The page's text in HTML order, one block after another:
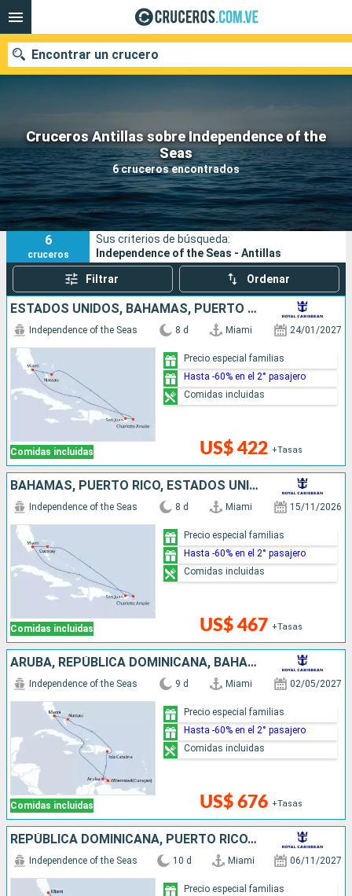
Cruceros Antillas sobre Independence of the
Seas
6 cruceros encontrados
Encontrar un crucero
Nuestros destinos
Fecha de salida
Puertos Compañías
Buscar
6
cruceros
Sus criterios de búsqueda:
Independence of the Seas - Antillas
Filtrar Ordenar
ESTADOS UNIDOS, BAHAMAS, PUERTO RICO
Comidas incluidas
Independence of the Seas 8 d Miami 24/01/2027
US$ 422 +Tasas
Precio especial familias
Hasta -60% en el 2° pasajero
Comidas incluidas
BAHAMAS, PUERTO RICO, ESTADOS UNIDOS
Comidas incluidas
Independence of the Seas 8 d Miami 15/11/2026
US$ 467 +Tasas
Precio especial familias
Hasta -60% en el 2° pasajero
Comidas incluidas
ARUBA, REPÚBLICA DOMINICANA, BAHAMAS, ESTADOS UNIDOS
Comidas incluidas
Independence of the Seas 9 d Miami 02/05/2027
US$ 676 +Tasas
Precio especial familias
Hasta -60% en el 2° pasajero
Comidas incluidas
REPÚBLICA DOMINICANA, PUERTO RICO, ARUBA, ESTADOS UNIDOS
Independence of the Seas 10 d Miami 06/11/2027
Precio especial familias